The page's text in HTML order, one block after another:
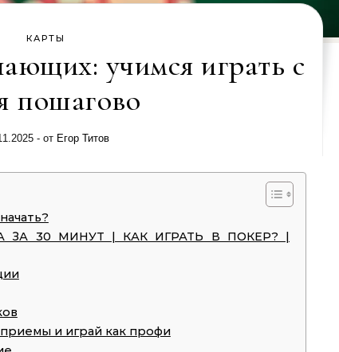
КАРТЫ
учимся играть с
пошагово
- от Егор Титов
ЗА 30 МИНУТ | КАК ИГРАТЬ В ПОКЕР? |
и играй как профи